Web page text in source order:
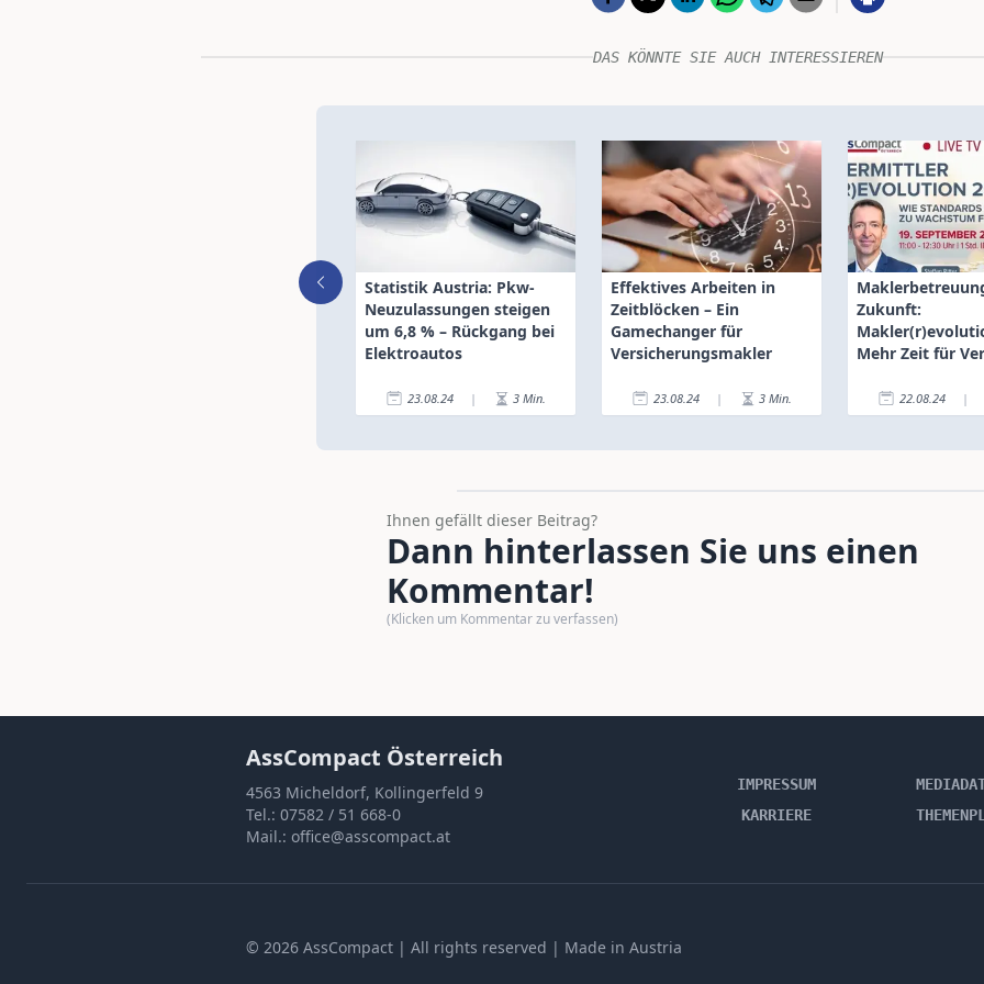
DAS KÖNNTE SIE AUCH INTERESSIEREN
Statistik Austria: Pkw-
Neuzulassungen steigen
um 6,8 % – Rückgang bei
Elektroautos
23.08.24 | 3 Min.
Effektives Arbeiten in
Zeitblöcken – Ein
Gamechanger für
Versicherungsmakler
23.08.24 | 3 Min.
Zukunft:
Mehr Zeit für
22.08.24 |
Ihnen gefällt dieser Beitrag?
Dann hinterlassen Sie uns einen
Kommentar!
(Klicken um Kommentar zu verfassen)
AssCompact Österreich
4563 Micheldorf, Kollingerfeld 9
Tel.: 07582 / 51 668-0
Mail.: office@asscompact.at
IMPRESSUM
KARRIERE
© 2026 AssCompact | All rights reserved | Made in Austria